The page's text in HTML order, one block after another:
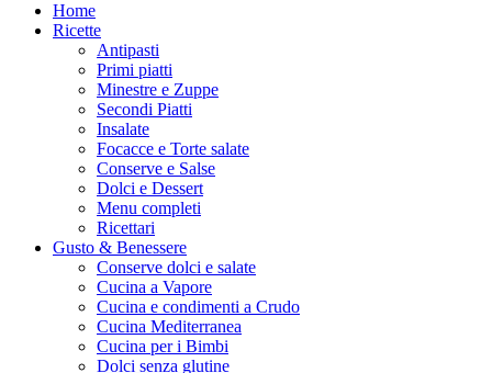
Home
Ricette
Antipasti
Primi piatti
Minestre e Zuppe
Secondi Piatti
Insalate
Focacce e Torte salate
Conserve e Salse
Dolci e Dessert
Menu completi
Ricettari
Gusto & Benessere
Conserve dolci e salate
Cucina a Vapore
Cucina e condimenti a Crudo
Cucina Mediterranea
Cucina per i Bimbi
Dolci senza glutine